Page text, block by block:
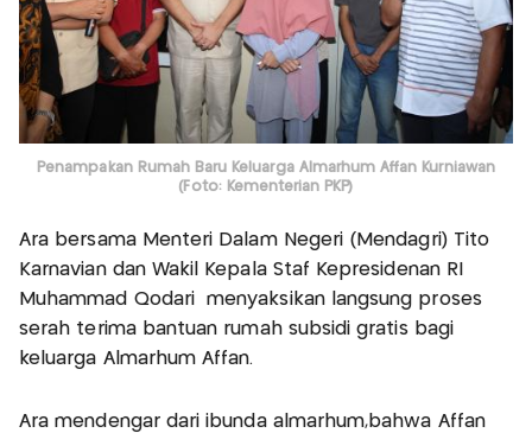
Penampakan Rumah Baru Keluarga Almarhum Affan Kurniawan
(Foto: Kementerian PKP)
Ara bersama Menteri Dalam Negeri (Mendagri) Tito
Karnavian dan Wakil Kepala Staf Kepresidenan RI
Muhammad Qodari menyaksikan langsung proses
serah terima bantuan rumah subsidi gratis bagi
keluarga Almarhum Affan.
Ara mendengar dari ibunda almarhum,bahwa Affan